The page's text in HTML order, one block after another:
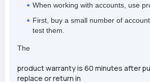
When working with accounts, use
First, buy a small number of
test them.
The
product warranty is 60 minutes after
replace or return in